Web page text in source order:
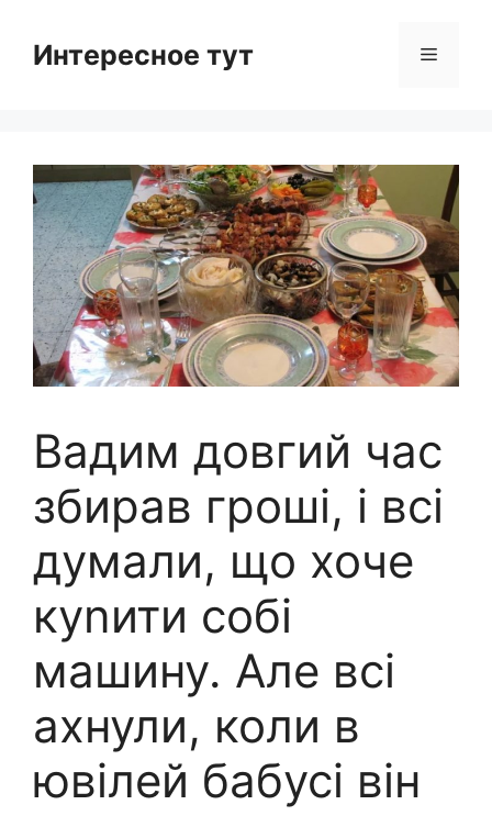
contentИнтересное тут Menu
Вадим довгий час
збирав гроші, і всі
думали, що хоче
куnити собі
машину. Але всі
ахнули, коли в
ювілей бабусі він